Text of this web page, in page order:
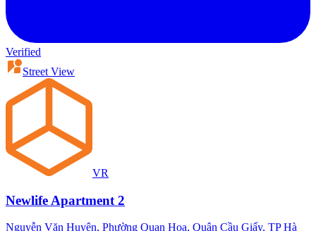
Verified
Street View
VR
Newlife Apartment 2
Nguyễn Văn Huyên, Phường Quan Hoa, Quận Cầu Giấy, TP Hà